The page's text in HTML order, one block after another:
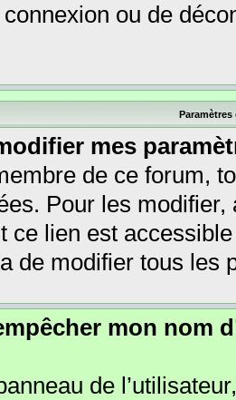
ou de
Paramètres
mes
de ce forum,
Pour les
ce lien est
de modifier tous les
mon nom
de